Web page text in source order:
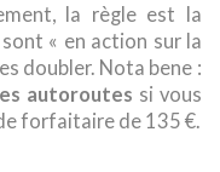
la règle est la
« en action sur la
doubler. Nota bene :
autoroutes si vous
forfaitaire de 135 €.